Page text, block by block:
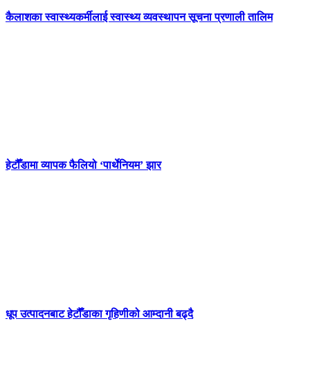
कैलाशका स्वास्थ्यकर्मीलाई स्वास्थ्य व्यवस्थापन सूचना प्रणाली तालिम
हेटौँडामा व्यापक फैलियो ‘पार्थेनियम’ झार
धूप उत्पादनबाट हेटौँडाका गृहिणीको आम्दानी बढ्दै